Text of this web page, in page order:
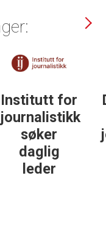
DN søker
some-
journalist